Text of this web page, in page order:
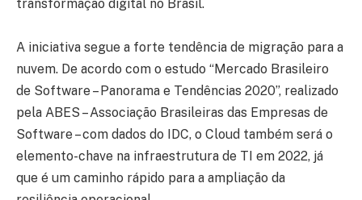
transformação digital no Brasil.
A iniciativa segue a forte tendência de migração para a
nuvem. De acordo com o estudo “Mercado Brasileiro
de Software – Panorama e Tendências 2020”, realizado
pela ABES – Associação Brasileiras das Empresas de
Software – com dados do IDC, o Cloud também será o
elemento-chave na infraestrutura de TI em 2022, já
que é um caminho rápido para a ampliação da